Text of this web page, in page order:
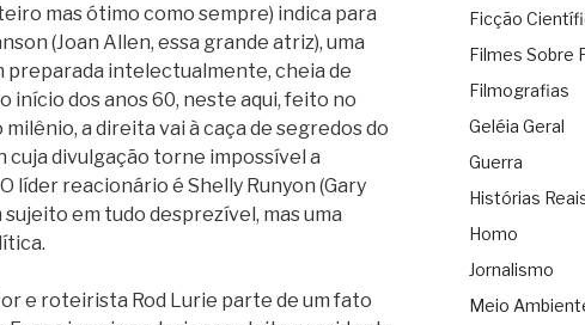
mas ótimo como sempre) indica para
(Joan Allen, essa grande atriz), uma
preparada intelectualmente, cheia de
início dos anos 60, neste aqui, feito no
a direita vai à caça de segredos do
cuja divulgação torne impossível a
líder reacionário é Shelly Runyon (Gary
sujeito em tudo desprezível, mas uma
e roteirista Rod Lurie parte de um fato
Ficção
Filmes Sobre
Filmografias
Geléia Geral
Guerra
Histórias
Homo
Jornalismo
Meio